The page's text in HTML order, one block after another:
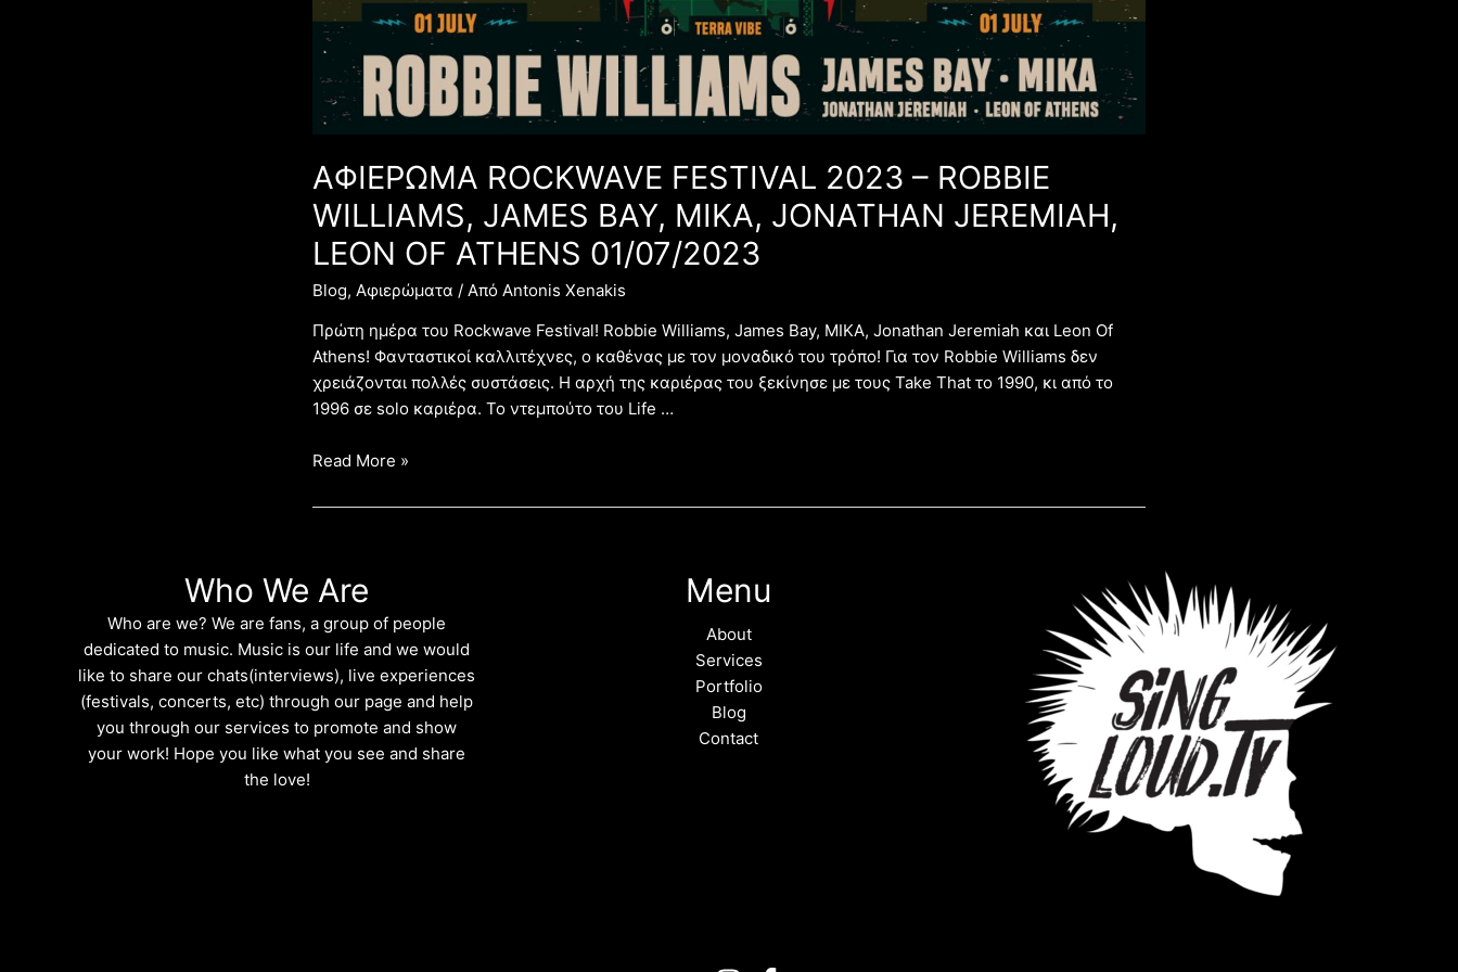
ΑΦΙΕΡΩΜΑ ROCKWAVE FESTIVAL 2023 – ROBBIE
WILLIAMS, JAMES BAY, MIKA, JONATHAN JEREMIAH,
LEON OF ATHENS 01/07/2023
Blog, Αφιερώματα / Από Antonis Xenakis
Πρώτη ημέρα του Rockwave Festival! Robbie Williams, James Bay, MΙΚΑ, Jonathan Jeremiah και Leon Of
Athens! Φανταστικοί καλλιτέχνες, ο καθένας με τον μοναδικό του τρόπο! Για τον Robbie Williams δεν
χρειάζονται πολλές συστάσεις. Η αρχή της καριέρας του ξεκίνησε με τους Take That το 1990, κι από το
1996 σε solo καριέρα. Το ντεμπούτο του Life …
ROBBIE
WILLIAMS,
JAMES
BAY,
MIKA,
JEREMIAH,
LEON
OF
ATHENS
01/07/2023
Read More »
Who We Are
Who are we? We are fans, a group of people
dedicated to music. Music is our life and we would
like to share our chats(interviews), live experiences
(festivals, concerts, etc) through our page and help
you through our services to promote and show
your work! Hope you like what you see and share
the love!
Menu
About
Services
Portfolio
Blog
Contact